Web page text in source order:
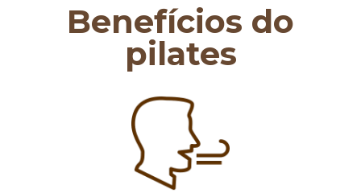
Benefícios do
pilates